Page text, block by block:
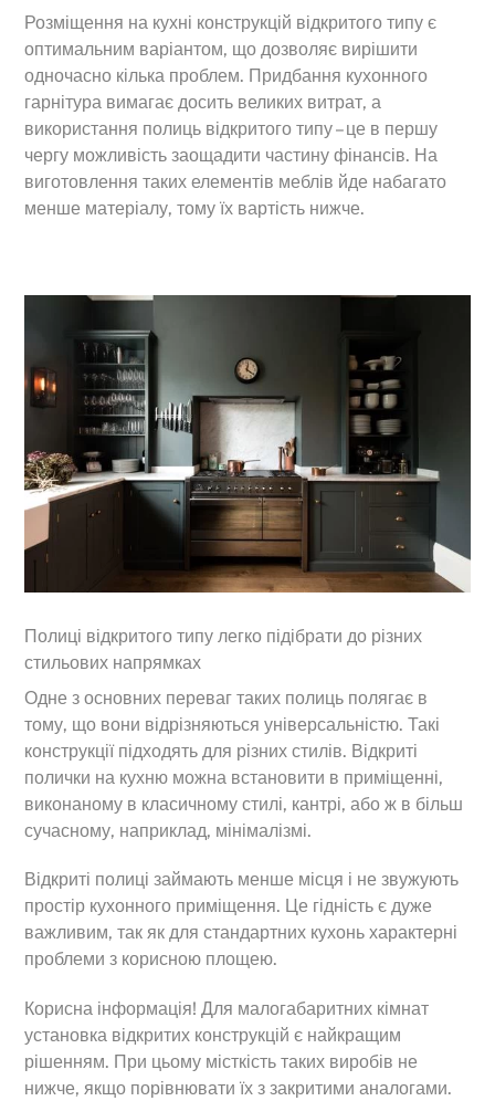
Розміщення на кухні конструкцій відкритого типу є
оптимальним варіантом, що дозволяє вирішити
одночасно кілька проблем. Придбання кухонного
гарнітура вимагає досить великих витрат, а
використання полиць відкритого типу – це в першу
чергу можливість заощадити частину фінансів. На
виготовлення таких елементів меблів йде набагато
менше матеріалу, тому їх вартість нижче.
Полиці відкритого типу легко підібрати до різних
стильових напрямках
Одне з основних переваг таких полиць полягає в
тому, що вони відрізняються універсальністю. Такі
конструкції підходять для різних стилів. Відкриті
полички на кухню можна встановити в приміщенні,
виконаному в класичному стилі, кантрі, або ж в більш
сучасному, наприклад, мінімалізмі.
Відкриті полиці займають менше місця і не звужують
простір кухонного приміщення. Це гідність є дуже
важливим, так як для стандартних кухонь характерні
проблеми з корисною площею.
Корисна інформація! Для малогабаритних кімнат
установка відкритих конструкцій є найкращим
рішенням. При цьому місткість таких виробів не
нижче, якщо порівнювати їх з закритими аналогами.